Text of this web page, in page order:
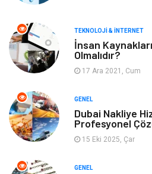
Gayrimenkul
Finans& Ekonomi
Genel Kültür
Ev İşleri
Mobilya
TEKNOLOJI & İNTERNET
İnsan
Olmalıdır?
17 Ara 2021, Cum
GENEL
Dubai Nakliye
Profesyonel
15 Eki 2025, Çar
GENEL